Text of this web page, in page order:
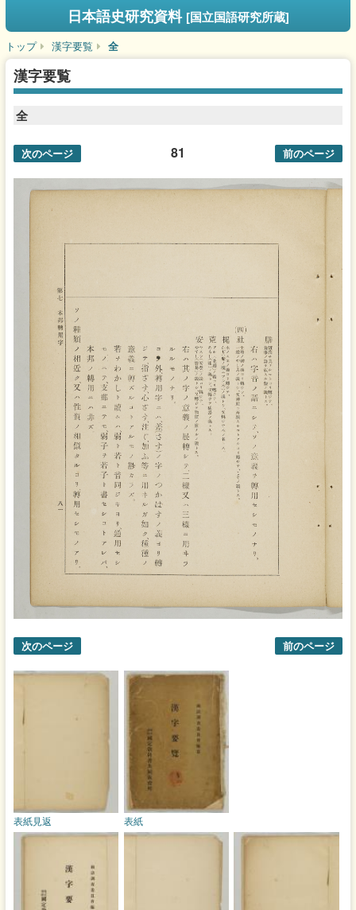
日本語史研究資料 [国立国語研究所蔵]
トップ 漢字要覧 全
漢字要覧
全
81
次のページ 前のページ
次のページ 前のページ
表紙
表紙見返